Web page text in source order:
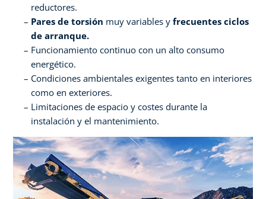
reductores.
Pares de torsión muy variables y frecuentes ciclos
de arranque.
Funcionamiento continuo con un alto consumo
energético.
Condiciones ambientales exigentes tanto en interiores
como en exteriores.
Limitaciones de espacio y costes durante la
instalación y el mantenimiento.